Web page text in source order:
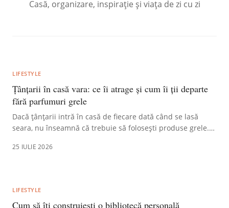
Casă, organizare, inspirație și viața de zi cu zi
LIFESTYLE
Țânțarii în casă vara: ce îi atrage și cum îi ții departe
fără parfumuri grele
Dacă țânțarii intră în casă de fiecare dată când se lasă
seara, nu înseamnă că trebuie să folosești produse grele.
25 IULIE 2026
LIFESTYLE
Cum să îți construiești o bibliotecă personală